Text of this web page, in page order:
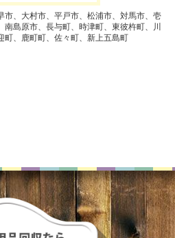
市、大村市、平戸市、松浦市、対馬市、壱
島原市、長与町、時津町、東彼杵町、川
町、鹿町町、佐々町、新上五島町